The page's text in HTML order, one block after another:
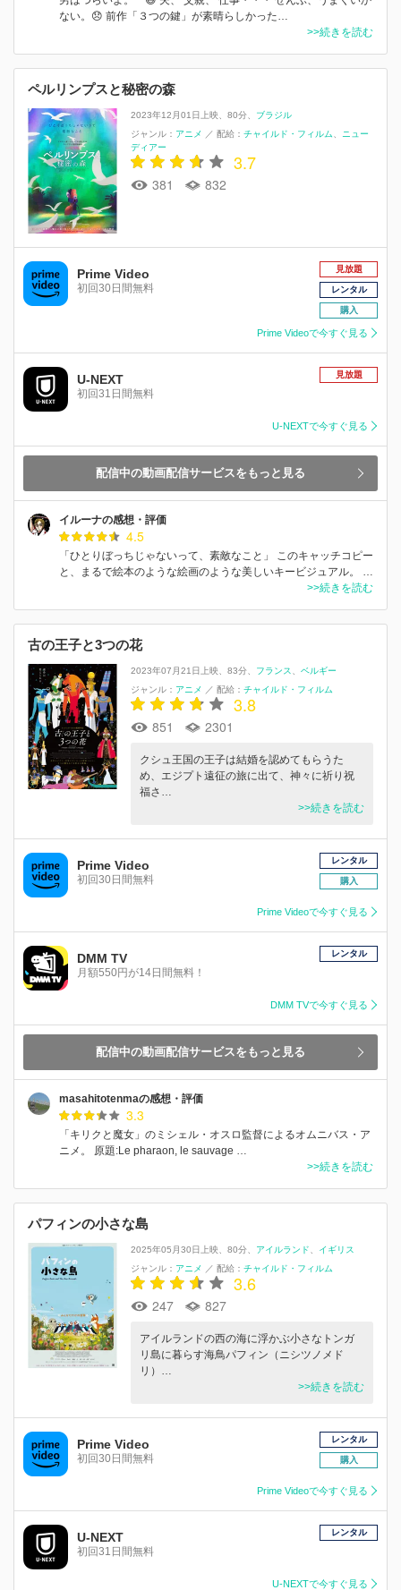
ない。😞 前作「３つの鍵」が素晴らしかった…
>>続きを読む
ペルリンプスと秘密の森
2023年12月01日上映 80分
ブラジル
ジャンル： アニメ ／ 配給： チャイルド・フィルム
ニュー
ディアー
3.7
381 832
Prime Video
初回30日間無料
見放題
レンタル
購入
Prime Videoで今すぐ見る
U-NEXT
初回31日間無料
見放題
U-NEXTで今すぐ見る
配信中の動画配信サービスをもっと見る
イルーナの感想・評価
4.5
「ひとりぼっちじゃないって、素敵なこと」 このキャッチコピー
と、まるで絵本のような絵画のような美しいキービジュアル。 …
>>続きを読む
古の王子と3つの花
2023年07月21日上映 83分 フランス
ベルギー
ジャンル： アニメ ／ 配給： チャイルド・フィルム
3.8
851 2301
クシュ王国の王子は結婚を認めてもらうた
め、エジプト遠征の旅に出て、神々に祈り祝
福さ…
>>続きを読む
Prime Video
初回30日間無料
レンタル
購入
Prime Videoで今すぐ見る
DMM TV
月額550円が14日間無料！
レンタル
DMM TVで今すぐ見る
配信中の動画配信サービスをもっと見る
masahitotenmaの感想・評価
3.3
「キリクと魔女」のミシェル・オスロ監督によるオムニバス・ア
ニメ。 原題:Le pharaon, le sauvage …
>>続きを読む
パフィンの小さな島
2025年05月30日上映 80分 アイルランド
イギリス
ジャンル： アニメ ／ 配給： チャイルド・フィルム
3.6
247 827
アイルランドの西の海に浮かぶ小さなトンガ
リ島に暮らす海鳥パフィン（ニシツノメド
リ）…
>>続きを読む
Prime Video
初回30日間無料
レンタル
購入
Prime Videoで今すぐ見る
U-NEXT
初回31日間無料
レンタル
U-NEXTで今すぐ見る